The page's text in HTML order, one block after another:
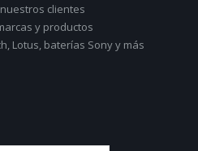
clientes
y productos
Lotus, baterías Sony y más